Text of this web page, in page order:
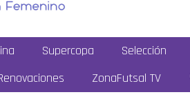
Supercopa Selección
ZonaFutsal TV